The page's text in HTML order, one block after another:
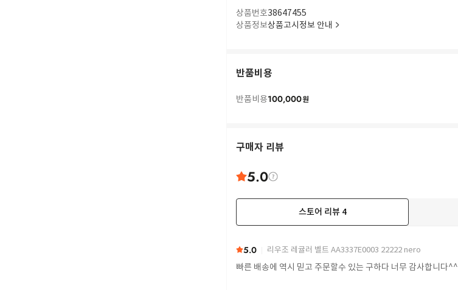
상품번호38647455
상품정보상품고시정보 안내
반품비용
반품비용100,000원
구매자 리뷰
5.0
스토어 리뷰 4
5.0 리우조 레귤러 벨트 AA3337E0003 22222 nero
빠른 배송에 역시 믿고 주문할수 있는 구하다 너무 감사합니다^^